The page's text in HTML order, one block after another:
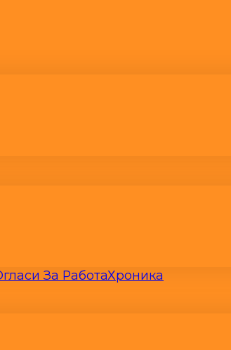
За РаботаХроника